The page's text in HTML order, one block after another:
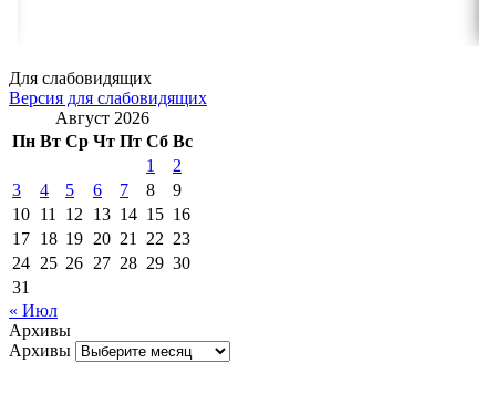
Для слабовидящих
Версия для слабовидящих
Август 2026
Пн Вт Ср Чт Пт Сб Вс
1
2
3
4 5 6 7 8
9
10 11 12 13 14 15 16
17 18 19 20 21 22 23
24 25 26 27 28 29 30
31
« Июл
Архивы
Архивы